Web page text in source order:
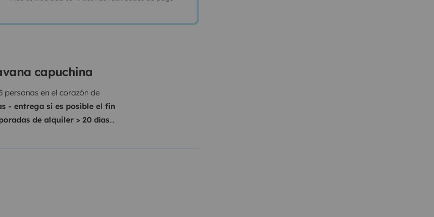
capuchina
en el corazón de
- entrega si es posible el fin
de alquiler > 20 días
sus vacaciones en el triángulo